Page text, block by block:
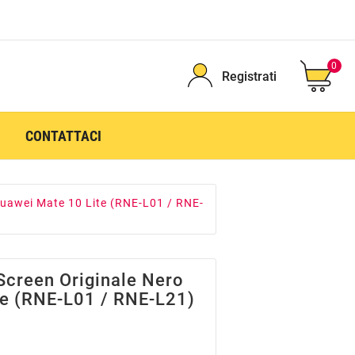
Registrati
0
CONTATTACI
Mate 10 Lite (RNE-L01 / RNE-
Originale Nero
(RNE-L01 / RNE-L21)